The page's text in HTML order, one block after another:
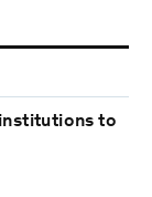
to